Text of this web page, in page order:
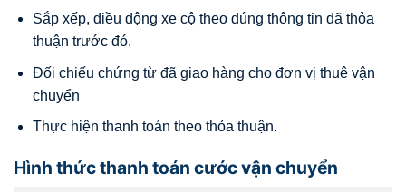
Sắp xếp, điều động xe cộ theo đúng thông tin đã thỏa
thuận trước đó.
Đối chiếu chứng từ đã giao hàng cho đơn vị thuê vận
chuyển
Thực hiện thanh toán theo thỏa thuận.
Hình thức thanh toán cước vận chuyển